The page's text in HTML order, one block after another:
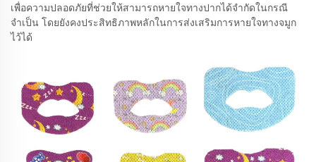
เพื่อความปลอดภัยที่ช่วยให้สามารถหายใจทางปากได้จำกัดในกรณี
จำเป็น โดยยังคงประสิทธิภาพหลักในการส่งเสริมการหายใจทางจมูก
ไว้ได้